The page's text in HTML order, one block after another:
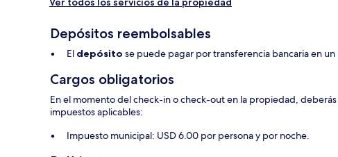
Depósitos reembolsables
El depósito se puede pagar por transferencia bancaria en
Cargos obligatorios
En el momento del check-in o check-out en la propiedad,
impuestos aplicables:
Impuesto municipal: USD 6.00 por persona y por noche.